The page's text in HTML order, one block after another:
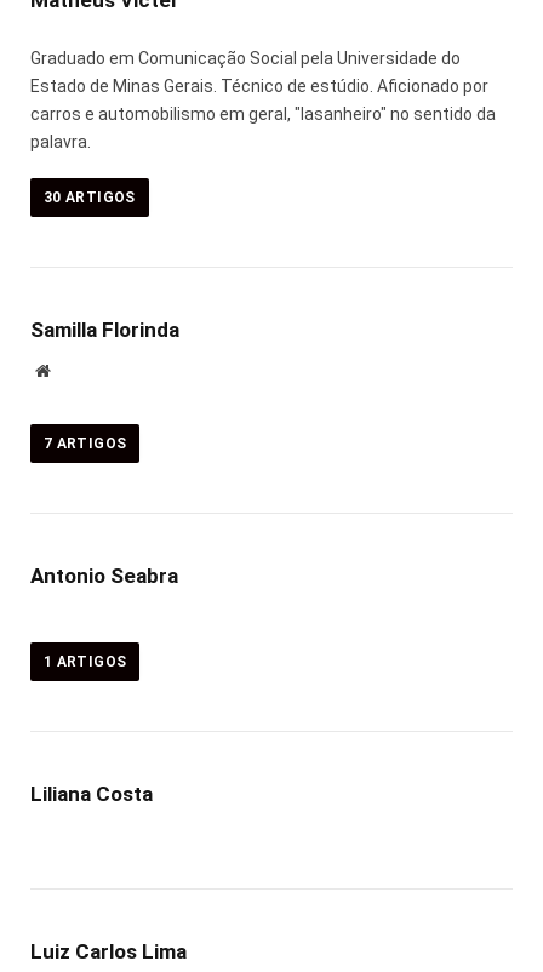
Graduado em Comunicação Social pela Universidade do
Estado de Minas Gerais. Técnico de estúdio. Aficionado por
carros e automobilismo em geral, "lasanheiro" no sentido da
palavra.
30 ARTIGOS
Samilla Florinda
Site
7 ARTIGOS
Antonio Seabra
1 ARTIGOS
Liliana Costa
Luiz Carlos Lima